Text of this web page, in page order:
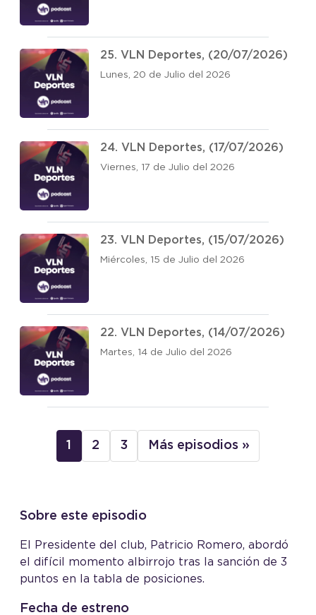
25. VLN Deportes, (20/07/2026)
Lunes, 20 de Julio del 2026
24. VLN Deportes, (17/07/2026)
Viernes, 17 de Julio del 2026
23. VLN Deportes, (15/07/2026)
Miércoles, 15 de Julio del 2026
22. VLN Deportes, (14/07/2026)
Martes, 14 de Julio del 2026
1 2 3 Más episodios »
Sobre este episodio
El Presidente del club, Patricio Romero, abordó
el difícil momento albirrojo tras la sanción de 3
puntos en la tabla de posiciones.
Fecha de estreno